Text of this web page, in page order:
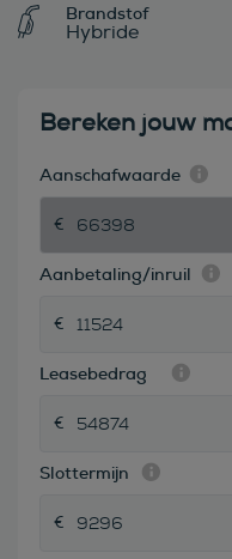
Brandstof
Hybride
Bereken jouw
Aanschafwaarde
Aanbetaling/inruil
Leasebedrag
Slottermijn